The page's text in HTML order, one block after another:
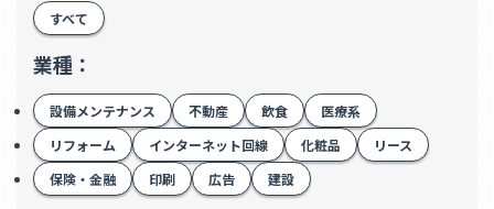
すべて
業種：
設備メンテナンス 不動産 飲食
医療系
リフォーム
インターネット回線 化粧品
リース
保険・金融
印刷 広告 建設